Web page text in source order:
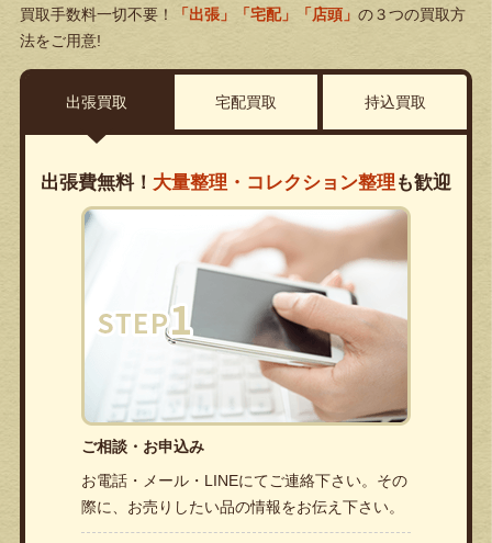
買取手数料一切不要！ 「出張」「宅配」「店頭」 の３つの買取方
法をご用意!
出張買取 宅配買取 持込買取
出張費無料！ 大量整理・コレクション整理 も歓迎
ご相談・お申込み
お電話・メール・LINEにてご連絡下さい。その
際に、お売りしたい品の情報をお伝え下さい。